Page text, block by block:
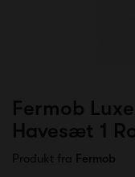
Fermob
Havesæt 1
Produkt fra Fermob